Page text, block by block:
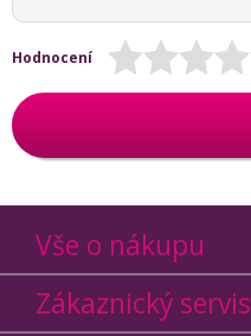
Hodnocení
Vše o nákupu
Zákaznický servis